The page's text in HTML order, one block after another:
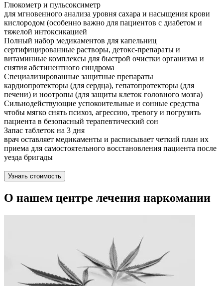
Глюкометр и пульсоксиметр
для мгновенного анализа уровня сахара и насыщения крови
кислородом (особенно важно для пациентов с диабетом и
тяжелой интоксикацией
Полный набор медикаментов для капельниц
сертифицированные растворы, детокс-препараты и
витаминные комплексы для быстрой очистки организма и
снятия абстинентного синдрома
Специализированные защитные препараты
кардиопротекторы (для сердца), гепатопротекторы (для
печени) и ноотропы (для защиты клеток головного мозга)
Сильнодействующие успокоительные и сонные средства
чтобы мягко снять психоз, агрессию, тревогу и погрузить
пациента в безопасный терапевтический сон
Запас таблеток на 3 дня
врач оставляет медикаменты и расписывает четкий план их
приема для самостоятельного восстановления пациента после
уезда бригады
Узнать стоимость
О нашем центре лечения наркомании